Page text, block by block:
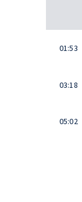
01:53
03:18
05:02